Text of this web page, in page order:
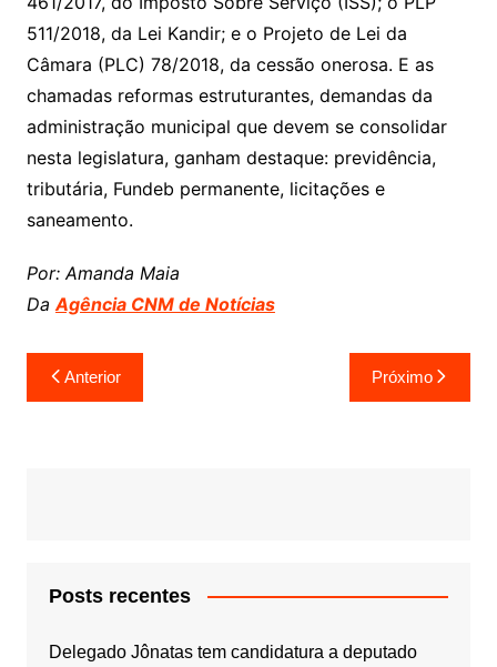
511/2018, da Lei Kandir; e o Projeto de Lei da
Câmara (PLC) 78/2018, da cessão onerosa. E as
chamadas reformas estruturantes, demandas da
administração municipal que devem se consolidar
nesta legislatura, ganham destaque: previdência,
tributária, Fundeb permanente, licitações e
saneamento.
Por: Amanda Maia
Da Agência CNM de Notícias
Navegação
de
Anterior Próximo
Posts recentes
Delegado Jônatas tem candidatura a deputado